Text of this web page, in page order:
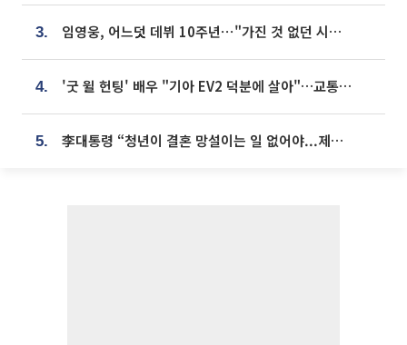
3. 임영웅, 어느덧 데뷔 10주년⋯"가진 것 없던 시절, 내 앞엔 20명의 팬뿐"
4. '굿 윌 헌팅' 배우 "기아 EV2 덕분에 살아"…교통사고 후 안전성 극찬
5. 李대통령 “청년이 결혼 망설이는 일 없어야...제도상 불이익 조사”